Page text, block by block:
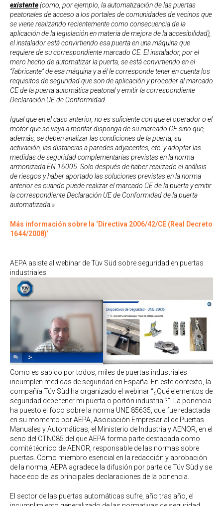
existente(como, por ejemplo, la automatización de las puertas
peatonales de acceso a los portales de comunidades de vecinos que
se viene realizando recientemente como consecuencia de la
aplicación de la legislación en materia de mejora de la accesibilidad),
el instalador está convirtiendo esa puerta en una máquina que
requiere de su correspondiente marcado CE. El instalador, por el
mero hecho de automatizar la puerta, se está convirtiendo en el
“fabricante” de esa máquina y a él le corresponde tener en cuenta los
requisitos de seguridad que son de aplicación y proceder al marcado
CE de la puerta automática peatonal y emitir la correspondiente
Declaración UE de Conformidad.
Igual que en el caso anterior, no es suficiente con que el operador o el
motor que se vaya a montar disponga de su marcado CE sino que,
además, se deben analizar las condiciones de la puerta, su
activación, las distancias a paredes adyacentes, etc. y adoptar las
medidas de seguridad complementarias previstas en la norma
armonizada EN 16005. Solo después de haber realizado el análisis
de riesgos y haber aportado las soluciones previstas en la norma
anterior es cuando puede realizar el marcado CE de la puerta y emitir
la correspondiente Declaración UE de Conformidad de la puerta
automatizada.»
Más información sobre la ‘Directiva 2006/42/CE (Real Decreto
1644/2008)’
AEPA asiste al webinar de Tüv Süd sobre seguridad en puertas
industriales
Como es sabido por todos, miles de puertas industriales
incumplen medidas de seguridad en España. En este contexto, la
compañía Tüv Süd ha organizado el webinar “¿Qué elementos de
seguridad debe tener mi puerta o portón industrial?”. La ponencia
ha puesto el foco sobre la norma UNE 85635, que fue redactada
en su momento por AEPA, Asociación Empresarial de Puertas
Manuales y Automáticas, el Ministerio de Industria y AENOR, en el
seno del CTN085 del que AEPA forma parte destacada como
comité técnico de AENOR, responsable de las normas sobre
puertas. Como miembro esencial en la redacción y aprobación
de la norma, AEPA agradece la difusión por parte de Tüv Süd y se
hace eco de las principales declaraciones de la ponencia.
El sector de las puertas automáticas sufre, año tras año, el